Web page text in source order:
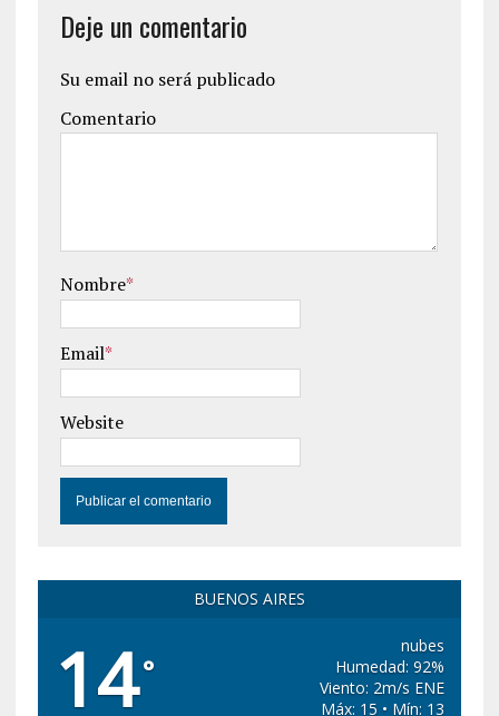
Deje un comentario
Su email no será publicado
Comentario
Nombre*
Email*
Website
BUENOS AIRES
14°
nubes
Humedad: 92%
Viento: 2m/s ENE
Máx: 15 • Mín: 13